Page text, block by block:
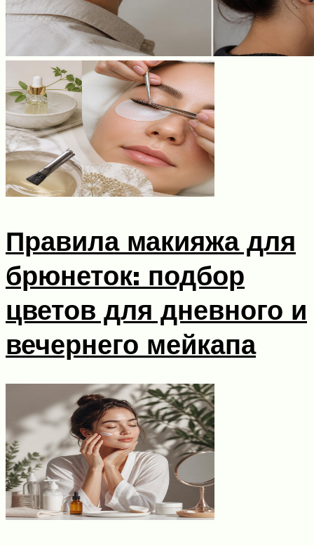
Правила макияжа для
брюнеток: подбор
цветов для дневного и
вечернего мейкапа